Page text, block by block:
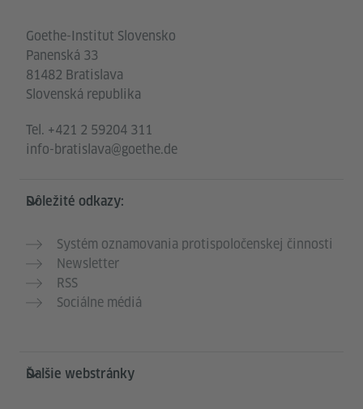
Goethe-Institut Slovensko
Panenská 33
81482 Bratislava
Slovenská republika
Tel. +421 2 59204 311
info-bratislava@goethe.de
Dôležité odkazy:
Systém oznamovania protispoločenskej činnosti
Newsletter
RSS
Sociálne médiá
Ďalšie webstránky